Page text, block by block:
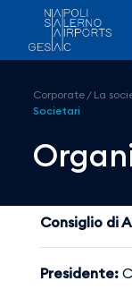
Organi
Corporate / La
Societari
Consiglio di
Presidente: